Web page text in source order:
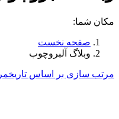
مکان شما:
صفحه نخست
وبلاگ آلبروچوب
مرتب سازی بر اساس تاریخ